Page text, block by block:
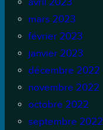
mars 2023
février 2023
janvier 2023
décembre 2022
novembre 2022
octobre 2022
septembre 2022